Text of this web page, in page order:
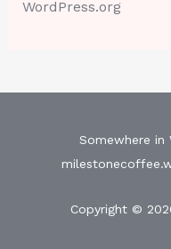
WordPress.org
Somewhere in
Copyright ©